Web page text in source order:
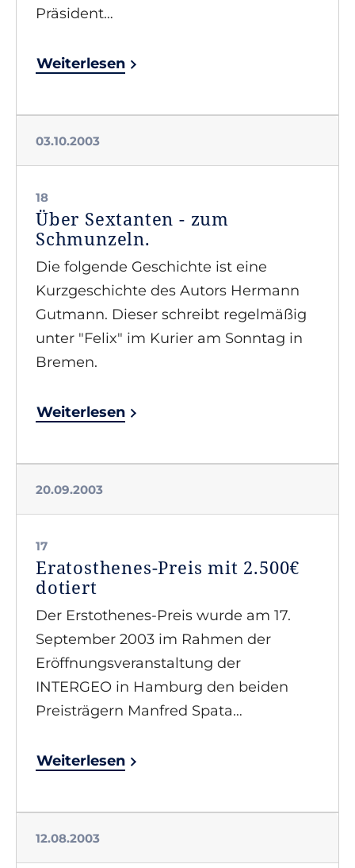
Präsident…
Weiterlesen
03.10.2003
18
Über Sextanten - zum
Schmunzeln.
Die folgende Geschichte ist eine
Kurzgeschichte des Autors Hermann
Gutmann. Dieser schreibt regelmäßig
unter "Felix" im Kurier am Sonntag in
Bremen.
Weiterlesen
20.09.2003
17
Eratosthenes-Preis mit 2.500€
dotiert
Der Erstothenes-Preis wurde am 17.
September 2003 im Rahmen der
Eröffnungsveranstaltung der
INTERGEO in Hamburg den beiden
Preisträgern Manfred Spata…
Weiterlesen
12.08.2003